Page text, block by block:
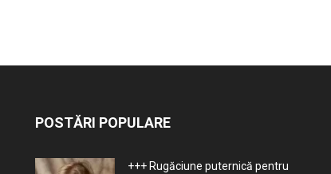
POSTĂRI POPULARE
+++ Rugăciune puternică pentru